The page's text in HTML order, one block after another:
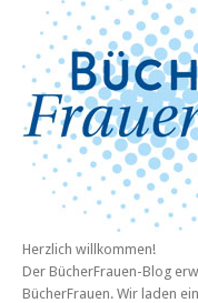
Herzlich willkommen!
Der BücherFrauen-Blog
BücherFrauen. Wir laden